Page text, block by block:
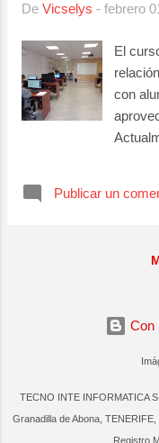
De Vicselys - febrero
El
con
Publicar un
Con
TECNO INTE INFORMATICA
Granadilla de Abona,
Registro